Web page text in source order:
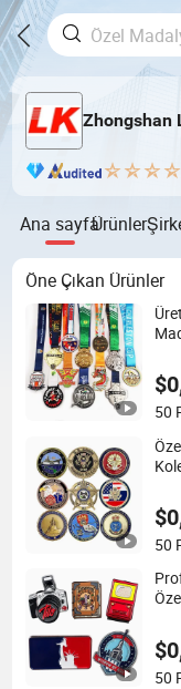
Zhongshan
Ana sayfaÜrünler
Öne Çıkan Ürünler
50
50
50